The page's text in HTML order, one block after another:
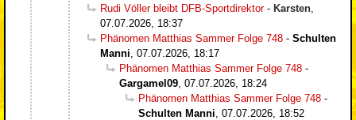
Rudi Völler bleibt DFB-Sportdirektor- Karsten
07.07.2026, 18:37
Phänomen Matthias Sammer Folge 748 - Schulten
Manni 07.07.2026, 18:17
Phänomen Matthias Sammer Folge 748 -
Gargamel09 07.07.2026, 18:24
Phänomen Matthias Sammer Folge 748 -
Schulten Manni 07.07.2026, 18:52